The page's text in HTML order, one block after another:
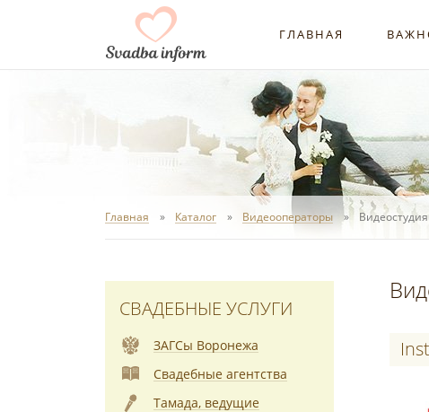
ГЛАВНАЯ
Главная Каталог Видеооператоры
СВАДЕБНЫЕ УСЛУГИ
ЗАГСы Воронежа
Свадебные агентства
Тамада, ведущие